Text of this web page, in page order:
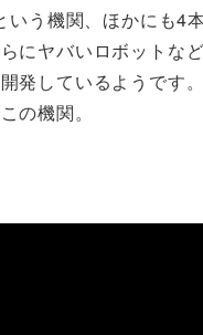
いう機関、ほかにも4
にヤバいロボットな
発しているようです
の機関。